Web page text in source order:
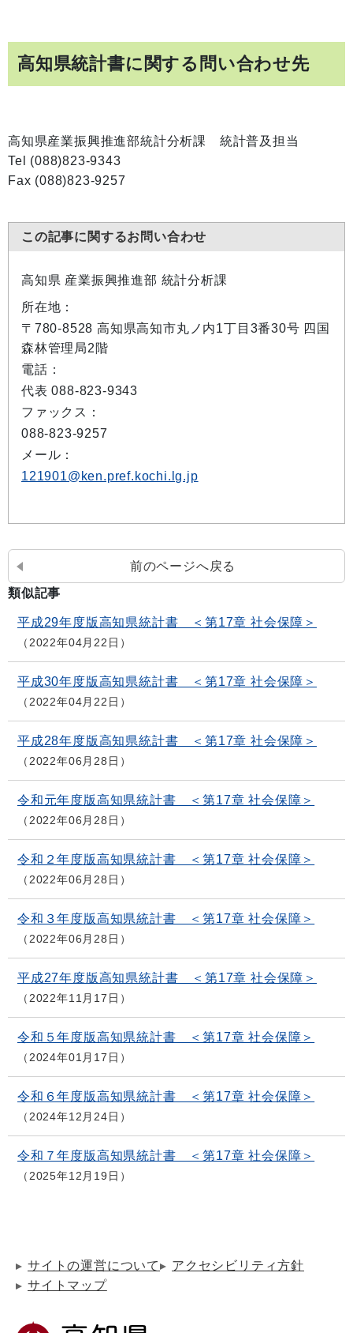
高知県統計書に関する問い合わせ先
高知県産業振興推進部統計分析課 統計普及担当
Tel (088)823-9343
Fax (088)823-9257
この記事に関するお問い合わせ
高知県 産業振興推進部 統計分析課
所在地：
〒780-8528 高知県高知市丸ノ内1丁目3番30号 四国
森林管理局2階
電話：
代表 088-823-9343
ファックス：
088-823-9257
メール：
121901@ken.pref.kochi.lg.jp
前のページへ戻る
類似記事
平成29年度版高知県統計書 ＜第17章 社会保障＞
2022年04月22日
平成30年度版高知県統計書 ＜第17章 社会保障＞
2022年04月22日
平成28年度版高知県統計書 ＜第17章 社会保障＞
2022年06月28日
令和元年度版高知県統計書 ＜第17章 社会保障＞
2022年06月28日
令和２年度版高知県統計書 ＜第17章 社会保障＞
2022年06月28日
令和３年度版高知県統計書 ＜第17章 社会保障＞
2022年06月28日
平成27年度版高知県統計書 ＜第17章 社会保障＞
2022年11月17日
令和５年度版高知県統計書 ＜第17章 社会保障＞
2024年01月17日
令和６年度版高知県統計書 ＜第17章 社会保障＞
2024年12月24日
令和７年度版高知県統計書 ＜第17章 社会保障＞
2025年12月19日
サイトの運営について
アクセシビリティ方針
サイトマップ